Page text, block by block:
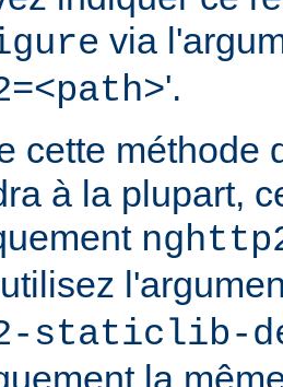
via
'.
cette méthode
à la plupart,
staticlib-